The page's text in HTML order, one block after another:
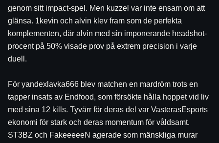
genom sitt impact-spel. Men kuzzel var inte ensam om att
glänsa. 1kevin och alvin klev fram som de perfekta
komplementen, där alvin med sin imponerande headshot-
procent på 50% visade prov på extrem precision i varje
duell.
För yandexlavka666 blev matchen en mardröm trots en
tapper insats av Endfood, som försökte hålla hoppet vid liv
med sina 12 kills. Tyvärr för deras del var VasterasEsports
ekonomi för stark och deras momentum för våldsamt.
ST3BZ och FakeeeeeN agerade som mänskliga murar